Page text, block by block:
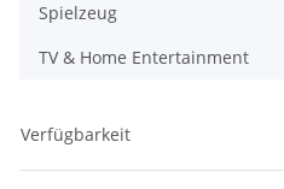
Spielzeug
TV & Home Entertainment
Verfügbarkeit